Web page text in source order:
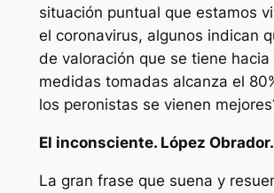
situación puntual que estamos
el coronavirus, algunos indican
de valoración que se tiene hacia
medidas tomadas alcanza el
los peronistas se vienen
El inconsciente. López Obrador.
La gran frase que suena y